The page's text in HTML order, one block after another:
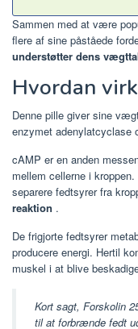
Sammen med at være
flere af sine påståede
understøtter dens
Hvordan
Denne pille giver sine
enzymet adenylatcyclase
cAMP er en anden
mellem cellerne i
separere fedtsyrer fra
reaktion .
De frigjorte fedtsyrer
producere energi. Hertil
muskel i at blive
Kort sagt, Forskolin
til at forbrænde fedt